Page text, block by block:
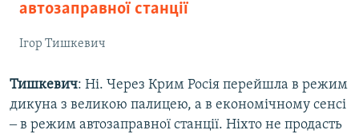
автозаправної станції
Ігор Тишкевич
Тишкевич: Ні. Через Крим Росія перейшла в режим
дикуна з великою палицею, а в економічному сенсі
‒ в режим автозаправної станції. Ніхто не продасть